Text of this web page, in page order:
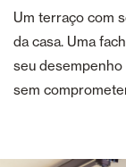
Um terraço com
da casa. Uma
seu
sem